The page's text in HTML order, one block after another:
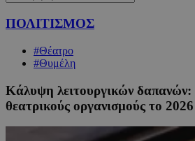
ΠΟΛΙΤΙΣΜΟΣ
#Θέατρο
#Θυμέλη
Κάλυψη λειτουργικών δαπανών:
θεατρικούς οργανισμούς το 2026